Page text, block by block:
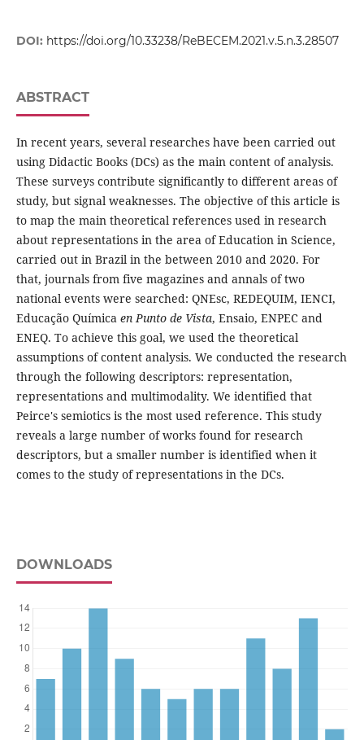
DOI: https://doi.org/10.33238/ReBECEM.2021.v.5.n.3.28507
ABSTRACT
In recent years, several researches have been carried out
using Didactic Books (DCs) as the main content of analysis.
These surveys contribute significantly to different areas of
study, but signal weaknesses. The objective of this article is
to map the main theoretical references used in research
about representations in the area of Education in Science,
carried out in Brazil in the between 2010 and 2020. For
that, journals from five magazines and annals of two
national events were searched: QNEsc, REDEQUIM, IENCI,
Educação Química en Punto de Vista, Ensaio, ENPEC and
ENEQ. To achieve this goal, we used the theoretical
assumptions of content analysis. We conducted the research
through the following descriptors: representation,
representations and multimodality. We identified that
Peirce's semiotics is the most used reference. This study
reveals a large number of works found for research
descriptors, but a smaller number is identified when it
comes to the study of representations in the DCs.
DOWNLOADS